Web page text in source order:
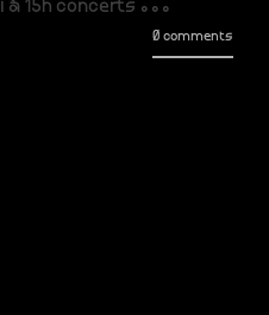
à 15h concerts ...
0 comments